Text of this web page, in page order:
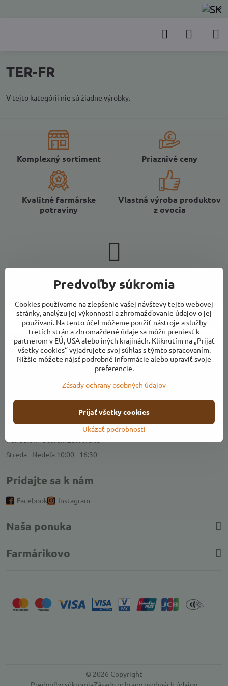
TER-FR
V tejto kategórii nie sú žiadne výrobky.
Komplexný sortiment Priaznivé ceny
Kvalitné farmárske
potraviny
Vlastná výroba produktov
z ovocia
Newsletter
Odoberať naše novinky:
Odoberať
Chcem sa prihlásiť k odberu noviniek e-mailom
Otváracie hodiny
Predajňa
Pondelok - Utorok: Zatvorené
Streda - Nedeľa 10:00 - 16:30
Pridajte sa k nám
Facebook Instagram
Naša ponuka
Farmárikovo
© 2026 Copyright
Predvoľby súkromia
Cookies používame na zlepšenie vašej návštevy tejto webovej
stránky, analýzu jej výkonnosti a zhromažďovanie údajov o jej
používaní. Na tento účel môžeme použiť nástroje a služby
tretích strán a zhromaždené údaje sa môžu preniesť k
partnerom v EÚ, USA alebo iných krajinách. Kliknutím na „Prijať
všetky cookies“ vyjadrujete svoj súhlas s týmto spracovaním.
Nižšie môžete nájsť podrobné informácie alebo upraviť svoje
preferencie.
Zásady ochrany osobných údajov
Ukázať podrobnosti
Prijať všetky cookies